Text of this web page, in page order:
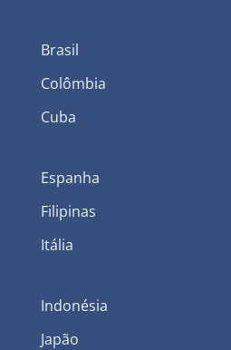
Brasil
Colômbia
Cuba
Espanha
Filipinas
Itália
Indonésia
Japão